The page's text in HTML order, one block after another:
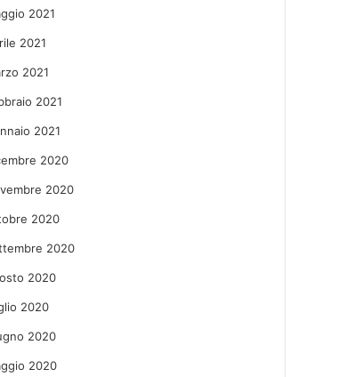
2021
2021
2021
2021
2021
2020
2020
2020
2020
2020
2020
2020
2020